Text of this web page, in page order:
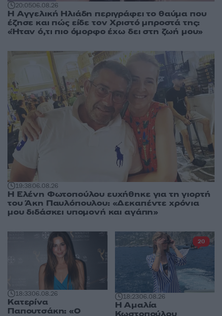
20:0506.08.26
Η Αγγελική Ηλιάδη περιγράφει το θαύμα που
έζησε και πώς είδε τον Χριστό μπροστά της:
«Ήταν ό,τι πιο όμορφο έχω δει στη ζωή μου»
19:3806.08.26
Η Ελένη Φωτοπούλου ευχήθηκε για τη γιορτή
του Άκη Παυλόπουλου: «Δεκαπέντε χρόνια
μου διδάσκει υπομονή και αγάπη»
18:3306.08.26
Κατερίνα
Παπουτσάκη: «Ο
18:2306.08.26
Η Αμαλία
Κωστοπούλου
20